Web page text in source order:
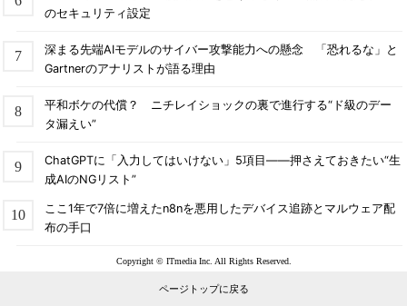
のセキュリティ設定
深まる先端AIモデルのサイバー攻撃能力への懸念 「恐れるな」と
Gartnerのアナリストが語る理由
平和ボケの代償？ ニチレイショックの裏で進行する“ド級のデー
タ漏えい”
ChatGPTに「入力してはいけない」5項目――押さえておきたい“生
成AIのNGリスト”
ここ1年で7倍に増えたn8nを悪用したデバイス追跡とマルウェア配
布の手口
Copyright © ITmedia Inc. All Rights Reserved.
ページトップに戻る